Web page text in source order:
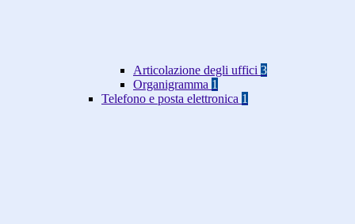
Articolazione degli uffici 3
Organigramma 1
Telefono e posta elettronica 1